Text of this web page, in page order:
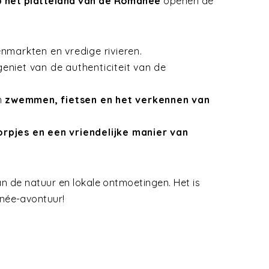
en vredige rivieren.
van de authenticiteit van de
zwemmen, fietsen en het verkennen van
en een vriendelijke manier van
de natuur en lokale ontmoetingen. Het is
avontuur!